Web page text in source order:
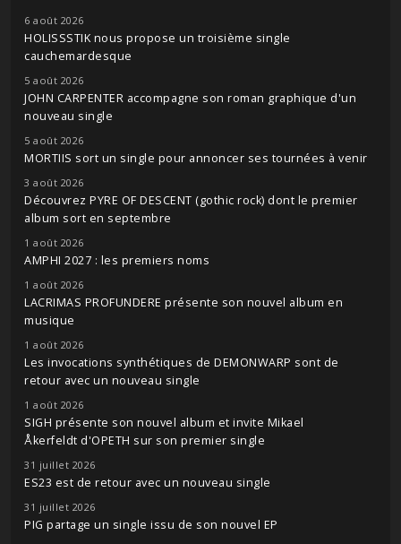
6 août 2026
HOLISSSTIK nous propose un troisième single
cauchemardesque
5 août 2026
JOHN CARPENTER accompagne son roman graphique d'un
nouveau single
5 août 2026
MORTIIS sort un single pour annoncer ses tournées à venir
3 août 2026
Découvrez PYRE OF DESCENT (gothic rock) dont le premier
album sort en septembre
1 août 2026
AMPHI 2027 : les premiers noms
1 août 2026
LACRIMAS PROFUNDERE présente son nouvel album en
musique
1 août 2026
Les invocations synthétiques de DEMONWARP sont de
retour avec un nouveau single
1 août 2026
SIGH présente son nouvel album et invite Mikael
Åkerfeldt d'OPETH sur son premier single
31 juillet 2026
ES23 est de retour avec un nouveau single
31 juillet 2026
PIG partage un single issu de son nouvel EP